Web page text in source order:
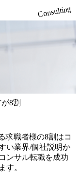
ため、ご自身の提
い貢献度を実感で
室あり) ・就業規
止 ・禁煙サポート
れかのご経験をお
経験3年以上 ・要
PMO経験2年以上
のいずれかの上流
メント経験 ・お客
対して主体的に業
ル/スクラムへの興
、アドバイスを素
方も多数 アビーム
とイメージされる
や新規事業立案な
件も多く存在 特に
に先んじて注力
多様化する生活ス
やすい職場環境を
を導入している 多
み、また、フレッ
ルリモート制度な
整備されている 202
12日(水) 16:00 202
選考会を開催いた
や「物流・調達コ
マに留まらずクラ
ントランスフォー
。 2026年8月29日
か月程度のプログラ
13:30 2026年8月12
「Tokyo Be Bold Pr
ム)」を実施いたし
ョンを提供し、複
のダイバーシティ
と高い志を持つ女
プログラムを開催
「ケース面接の経
お声をたくさんい
ロジェクトのケー
セッションを約1か
だきます。コンサ
タントの具体的な
Consulting
8割
求職者様の8割はコ
い業界/個社説明か
ンサル転職を成功
す。